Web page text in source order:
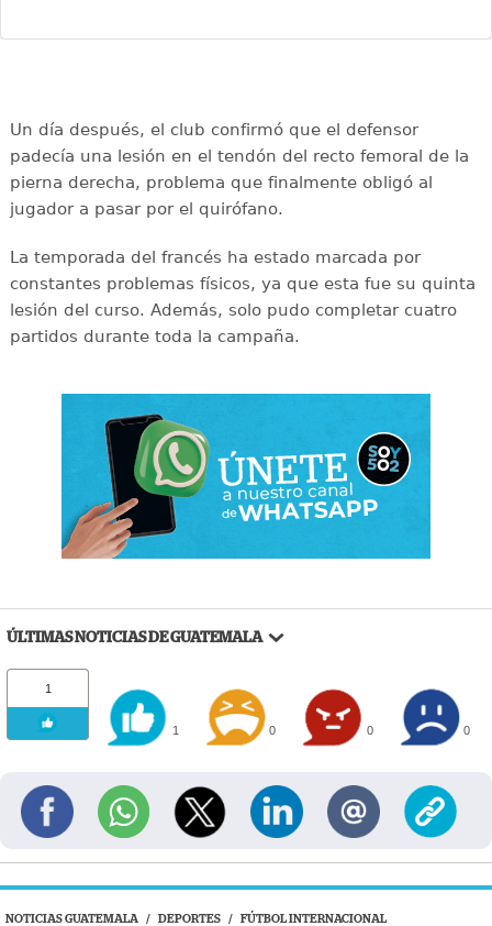
Un día después, el club confirmó que el defensor
padecía una lesión en el tendón del recto femoral de la
pierna derecha, problema que finalmente obligó al
jugador a pasar por el quirófano.
La temporada del francés ha estado marcada por
constantes problemas físicos, ya que esta fue su quinta
lesión del curso. Además, solo pudo completar cuatro
partidos durante toda la campaña.
ÚLTIMAS NOTICIAS DE GUATEMALA
1
1 0 0 0
NOTICIAS GUATEMALA / DEPORTES / FÚTBOL INTERNACIONAL